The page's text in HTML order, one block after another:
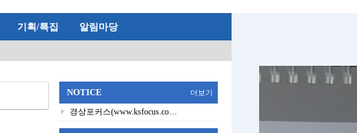
기획/특집 알림마당
NOTICE 더보기
경상포커스(www.ksfocus.co…